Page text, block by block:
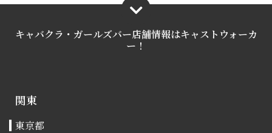
キャバクラ・ガールズバー店舗情報はキャストウォーカ
ー！
関東
東京都